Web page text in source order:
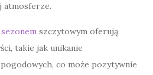
atmosferze.
szczytowym oferują
takie jak unikanie
co może pozytywnie